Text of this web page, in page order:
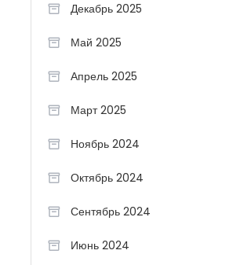
Декабрь 2025
Май 2025
Апрель 2025
Март 2025
Ноябрь 2024
Октябрь 2024
Сентябрь 2024
Июнь 2024